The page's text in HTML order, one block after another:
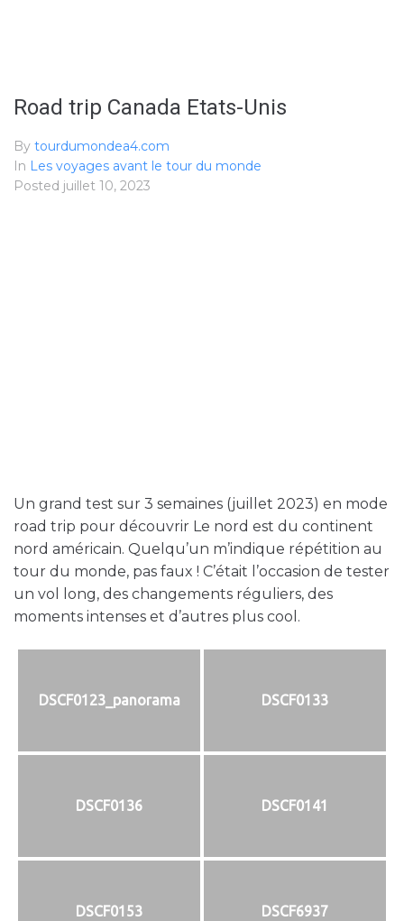
Road trip Canada Etats-Unis
By tourdumondea4.com
In Les voyages avant le tour du monde
Posted juillet 10, 2023
Un grand test sur 3 semaines (juillet 2023) en mode
road trip pour découvrir Le nord est du continent
nord américain. Quelqu’un m’indique répétition au
tour du monde, pas faux ! C’était l’occasion de tester
un vol long, des changements réguliers, des
moments intenses et d’autres plus cool.
DSCF0123_panorama DSCF0133
DSCF0136 DSCF0141
DSCF0153 DSCF6937